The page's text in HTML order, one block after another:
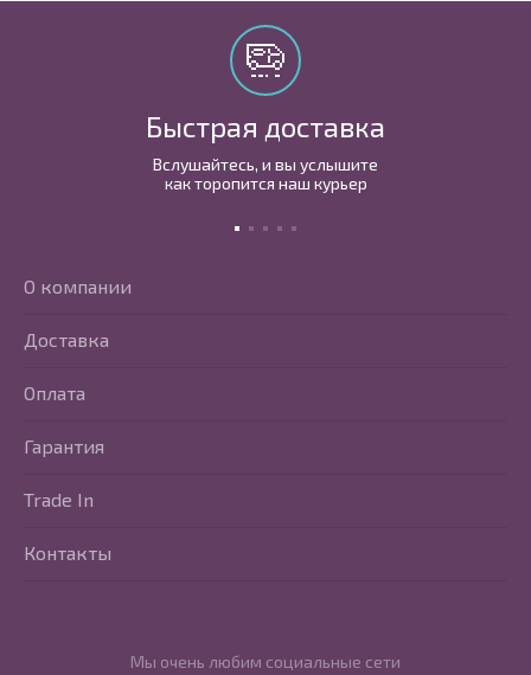
Быстрая доставка
Вслушайтесь, и вы услышите
как торопится наш курьер
Мы очень любим социальные сети
О компании
Доставка
Оплата
Гарантия
Trade In
Контакты